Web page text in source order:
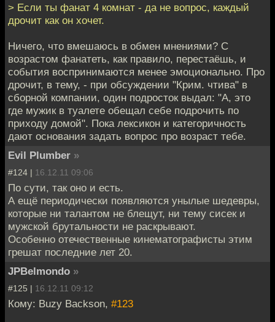
> Если ты фанат 4 комнат - да не вопрос, каждый
дрочит как он хочет.
Ничего, что вмешаюсь в обмен мнениями? С
возрастом фанатеть, как правило, перестаёшь, и
события воспринимаются менее эмоционально. Про
дрочит, в тему, - при обсуждении "Крим. чтива" в
сборной компании, один подросток выдал: "А, это
где мужик в туалете обещал себе подрочить по
приходу домой". Пока лексикон и категоричность
дают основания задать вопрос про возраст тебе.
Evil Plumber »
#124 | 16.12.11 09:06
По сути, так оно и есть.
А ещё периодически появляются унылые шедевры,
которые ни талантом не блещут, ни тему сисек и
мужской брутальности не раскрывают.
Особенно отечественные кинематографисты этим
грешат последние лет 20.
JPBelmondo »
#125 | 16.12.11 09:12
Кому: Buzy Backson, #123